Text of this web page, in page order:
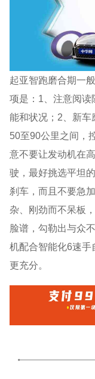
起亚智跑磨合期一
项是：1、注意阅读
能和状况；2、新
50至90公里之间，
意不要让发动机在
驶，最好挑选平坦
刹车，而且不要急
杂、刚劲而不呆板
脸谱，勾勒出与众
机配合智能化6速手
更充分。